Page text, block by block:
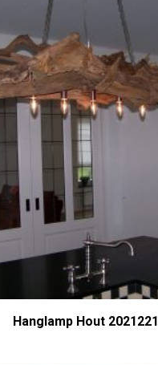
Hanglamp Hout 2021221